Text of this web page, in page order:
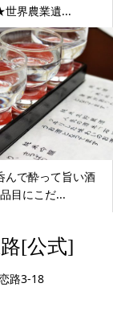
界農業遺...
んで酔って旨い酒
目にこだ...
[公式]
路3-18